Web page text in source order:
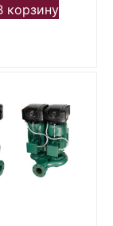
корзину